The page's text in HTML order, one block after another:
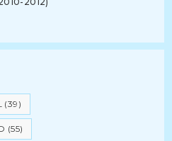
(39)
(55)